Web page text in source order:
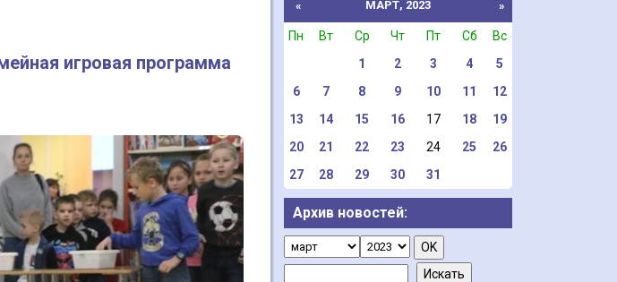
игровая программа
« МАРТ, 2023 »
Пн Вт Ср Чт Пт Сб
Вс
1
2 3 4
5
6
7 8 9 10 11
12
13
14 15 16 17 18
19
20
21 22 23 24 25
26
27
28 29 30 31
Архив новостей: